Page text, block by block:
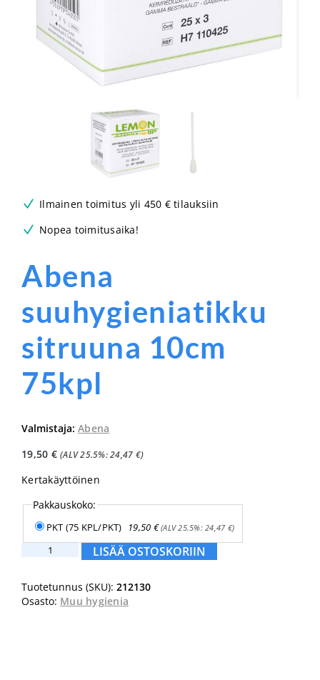
Ilmainen toimitus yli 450 € tilauksiin
Nopea toimitusaika!
Abena
suuhygieniatikku
sitruuna 10cm
75kpl
Valmistaja: Abena
19,50 € (ALV 25.5%:24,47 €)
Kertakäyttöinen
Pakkauskoko:
PKT (75 KPL/PKT) 19,50 €(ALV 25.5%:24,47 €)
Abena
suuhygieniatikku
10cm
75kpl
LISÄÄ OSTOSKORIIN
Tuotetunnus (SKU): 212130
Osasto: Muu hygienia